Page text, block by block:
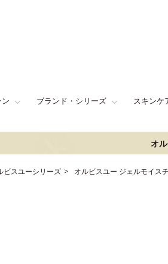
ブランド・シリーズ スキンケ
オ
ビスユーシリーズ オルビスユー ジェルモイス